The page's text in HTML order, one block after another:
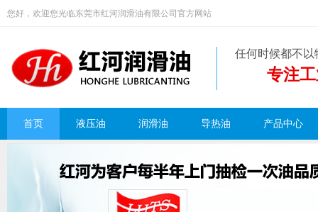
您好，欢迎您光临东莞市红河润滑油有限公司官方网站
任何时候都不
专注
首页 液压油 润滑油 导热油 产品中心